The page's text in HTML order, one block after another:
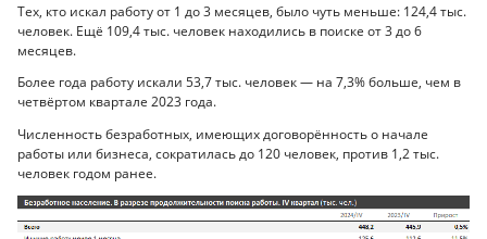
Тех, кто искал работу от 1 до 3 месяцев, было чуть меньше: 124,4 тыс.
человек. Ещё 109,4 тыс. человек находились в поиске от 3 до 6
месяцев.
Более года работу искали 53,7 тыс. человек — на 7,3% больше, чем в
четвёртом квартале 2023 года.
Численность безработных, имеющих договорённость о начале
работы или бизнеса, сократилась до 120 человек, против 1,2 тыс.
человек годом ранее.